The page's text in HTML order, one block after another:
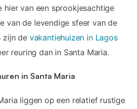
hier van een sprookjesachtige
van de levendige sfeer van de
zijn de vakantiehuizen in Lagos
reuring dan in Santa Maria.
in Santa Maria
liggen op een relatief rustige